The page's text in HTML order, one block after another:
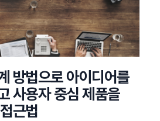
방법으로 아이디어를
사용자 중심 제품을
근법